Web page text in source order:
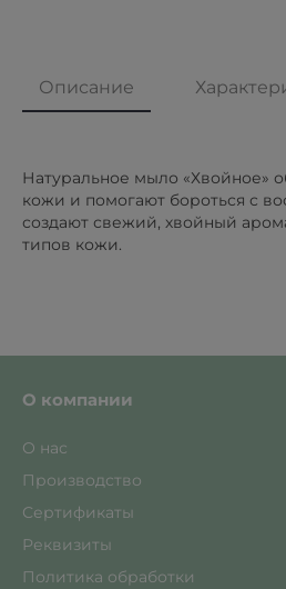
Описание
Натуральное мыло «Хвойное»
кожи и помогают бороться с
создают свежий, хвойный
типов кожи.
О компании
О нас
Производство
Сертификаты
Реквизиты
Политика обработки